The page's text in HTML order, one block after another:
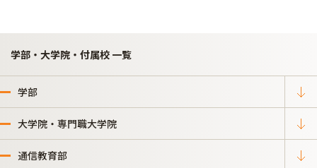
学部・大学院・付属校 一覧
学部
大学院・専門職大学院
通信教育部